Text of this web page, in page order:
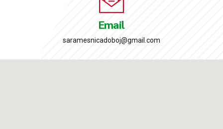
Email
saramesnicadoboj@gmail.com